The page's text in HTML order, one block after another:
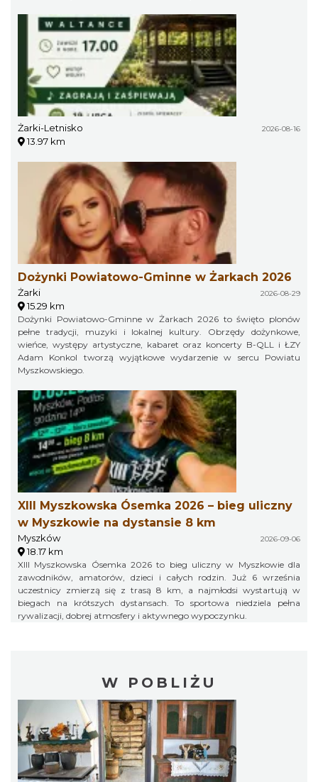
Żarki-Letnisko 2026-08-16
13.97 km
Dożynki Powiatowo-Gminne w Żarkach 2026
Żarki 2026-08-29
15.29 km
Dożynki Powiatowo-Gminne w Żarkach 2026 to święto plonów
pełne tradycji, muzyki i lokalnej kultury. Obrzędy dożynkowe,
wieńce, występy artystyczne, kabaret oraz koncerty B-QLL i ŁZY
Adam Konkol tworzą wyjątkowe wydarzenie w sercu Powiatu
Myszkowskiego.
XIII Myszkowska Ósemka 2026 – bieg uliczny
w Myszkowie na dystansie 8 km
Myszków 2026-09-06
18.17 km
XIII Myszkowska Ósemka 2026 to bieg uliczny w Myszkowie dla
zawodników, amatorów, dzieci i całych rodzin. Już 6 września
uczestnicy zmierzą się z trasą 8 km, a najmłodsi wystartują w
biegach na krótszych dystansach. To sportowa niedziela pełna
rywalizacji, dobrej atmosfery i aktywnego wypoczynku.
W POBLIŻU